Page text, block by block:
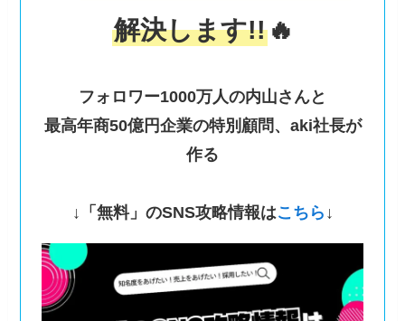
解決します!!🔥
フォロワー1000万人の内山さんと
最高年商50億円企業の特別顧問、aki社長が
作る
↓「無料」のSNS攻略情報はこちら ↓